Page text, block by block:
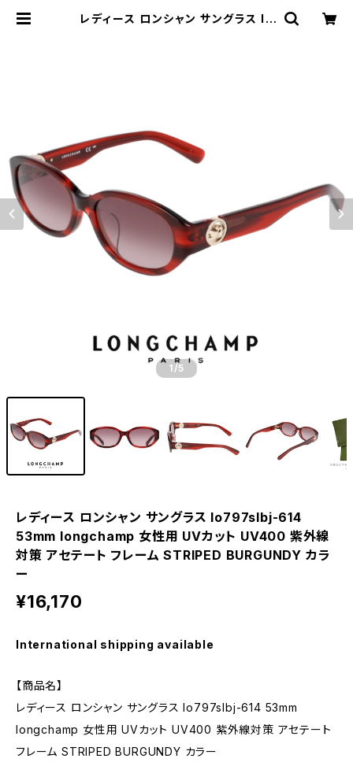
レディース ロンシャン サングラス lo
1/5
レディース ロンシャン サングラス lo797slbj-614
53mm longchamp 女性用 UVカット UV400 紫外線
対策 アセテート フレーム STRIPED BURGUNDY カラ
ー
¥16,170
International shipping available
【商品名】
レディース ロンシャン サングラス lo797slbj-614 53mm
longchamp 女性用 UVカット UV400 紫外線対策 アセテート
フレーム STRIPED BURGUNDY カラー